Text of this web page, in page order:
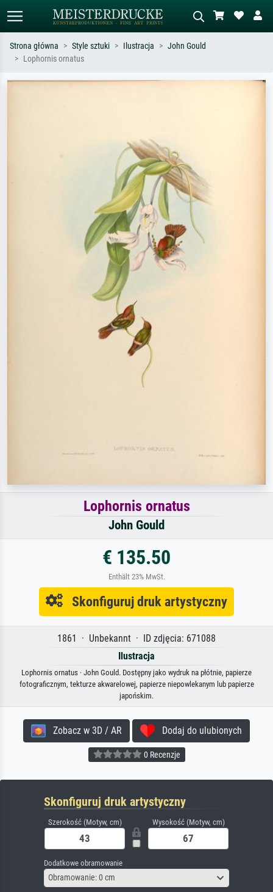
Strona główna Style sztuki Ilustracja
John Gould
Lophornis ornatus
Lophornis ornatus
John Gould
€ 135.50
Enthält 23% MwSt.
Skonfiguruj druk artystyczny
1861 · Unbekannt · ID zdjęcia: 671088
Ilustracja
Lophornis ornatus · John Gould. Dostępny jako wydruk na płótnie, papierze
fotograficznym, tekturze akwarelowej, papierze niepowlekanym lub papierze
japońskim.
Zobacz w 3D / AR Dodaj do ulubionych
0 Recenzje
Skonfiguruj druk artystyczny
Szerokość (Motyw, cm) Wysokość (Motyw, cm)
Dodatkowe obramowanie
Obramowanie: 0 cm